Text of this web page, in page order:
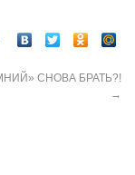
СНОВА БРАТЬ?!
→